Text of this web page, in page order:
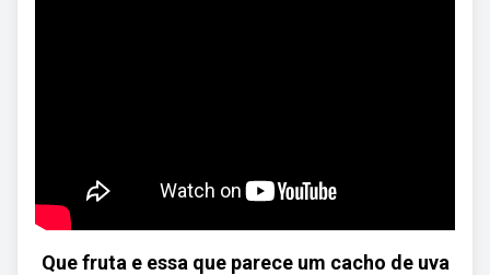
Que fruta e essa que parece um cacho de uva